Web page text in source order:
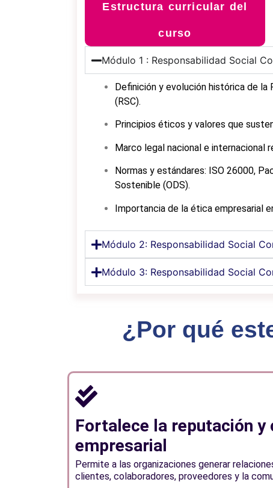
Estructura curricular del
curso
Módulo 1 : Responsabilidad Social
Definición y evolución histórica de la
(RSC).
Principios éticos y valores que
Marco legal nacional e internacional
Normas y estándares: ISO 26000,
Sostenible (ODS).
Importancia de la ética empresarial
Módulo 2: Responsabilidad Social
Módulo 3: Responsabilidad Social
¿Por qué
Fortalece la reputación y
empresarial
Permite a las organizaciones generar
clientes, colaboradores, proveedores y la